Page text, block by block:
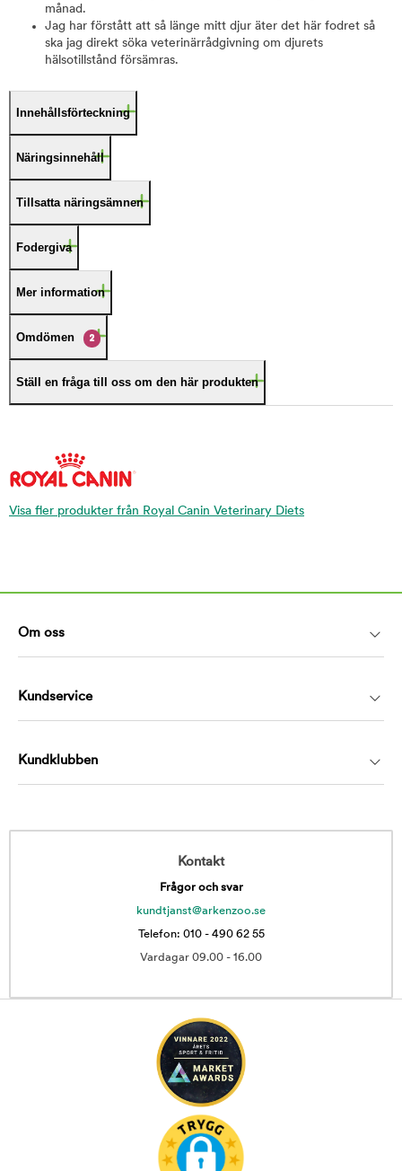
månad.
Jag har förstått att så länge mitt djur äter det här fodret så
ska jag direkt söka veterinärrådgivning om djurets
hälsotillstånd försämras.
Innehållsförteckning
Näringsinnehåll
Tillsatta näringsämnen
Fodergiva
Mer information
Omdömen 2
Ställ en fråga till oss om den här produkten
Visa fler produkter från Royal Canin Veterinary Diets
Om oss
Kundservice
Kundklubben
Kontakt
Frågor och svar
kundtjanst@arkenzoo.se
Telefon: 010 - 490 62 55
Vardagar 09.00 - 16.00